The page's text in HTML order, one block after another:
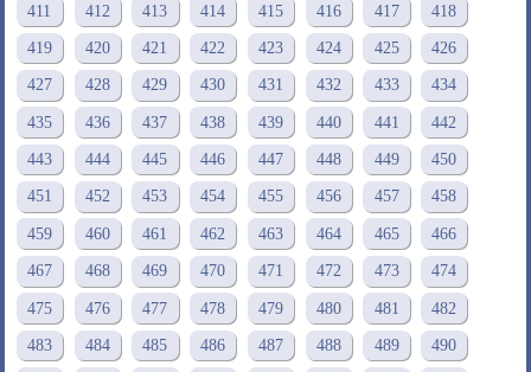
411 412 413 414 415 416 417 418
419 420 421 422 423 424 425 426
427 428 429 430 431 432 433 434
435 436 437 438 439 440 441 442
443 444 445 446 447 448 449 450
451 452 453 454 455 456 457 458
459 460 461 462 463 464 465 466
467 468 469 470 471 472 473 474
475 476 477 478 479 480 481 482
483 484 485 486 487 488 489 490